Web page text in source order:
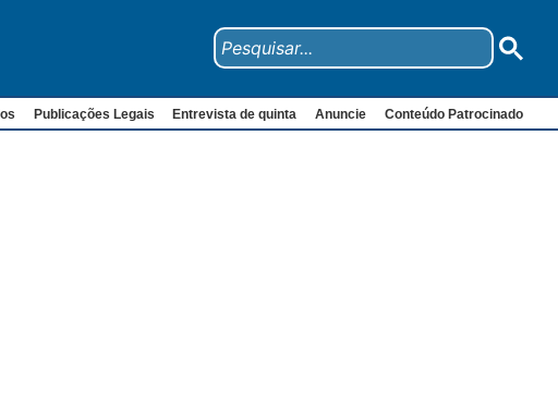
Publicações Legais Entrevista de quinta Anuncie Conteúdo Patrocinado